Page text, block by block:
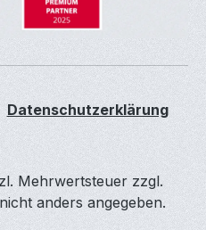
Datenschutzerklärung
Mehrwertsteuer zzgl.
anders angegeben.